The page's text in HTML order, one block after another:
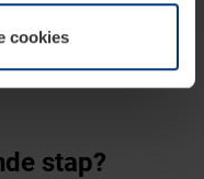
cookies
stap?